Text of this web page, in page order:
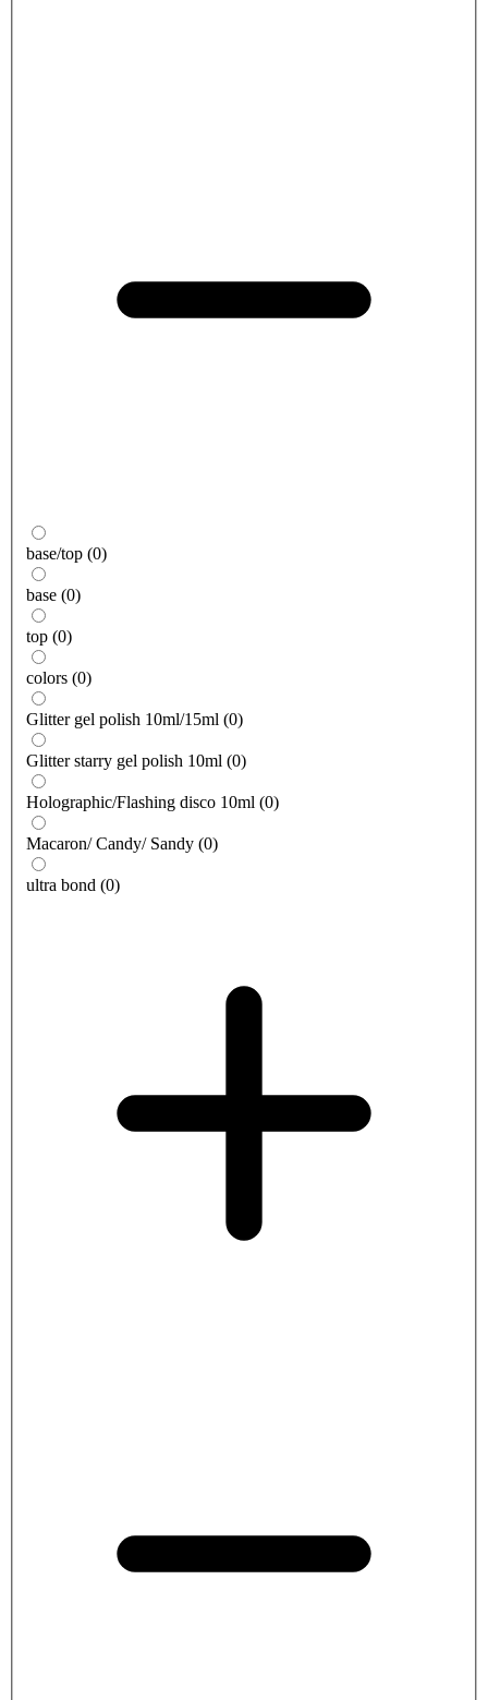
base/top (0)
base (0)
top (0)
colors (0)
Glitter gel polish 10ml/15ml (0)
Glitter starry gel polish 10ml (0)
Holographic/Flashing disco 10ml (0)
Macaron/ Candy/ Sandy (0)
ultra bond (0)